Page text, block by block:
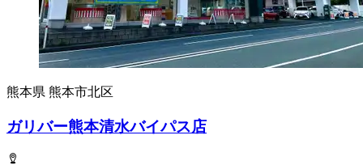
熊本県 熊本市北区
ガリバー熊本清水バイパス店